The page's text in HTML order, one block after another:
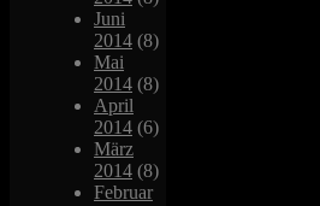
Juni
2014 (8)
Mai
2014 (8)
April
2014 (6)
März
2014 (8)
Februar